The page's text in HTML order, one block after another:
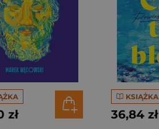
zł
KSIĄŻKA
36,84 zł